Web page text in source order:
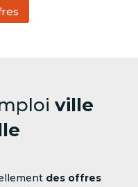
ville
des offres